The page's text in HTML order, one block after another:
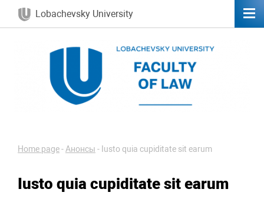
Lobachevsky University
Home page-Анонсы - Iusto quia cupiditate sit earum
Iusto quia cupiditate sit earum